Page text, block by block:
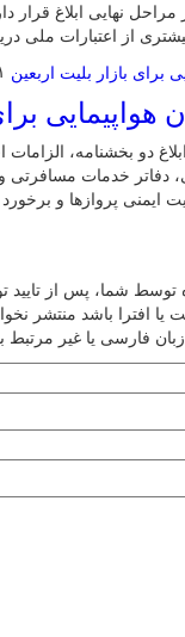
در مراحل نهایی ابلاغ
از اعتبارات ملی
دو بخشنامه،
دفاتر خدمات
پروازها و برخورد
توسط شما، پس از
یا افترا باشد منتشر
زبان فارسی یا غیر مرتبط